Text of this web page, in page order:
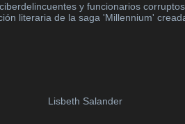
y funcionarios corruptos
literaria de la saga 'Millennium'
Lisbeth Salander